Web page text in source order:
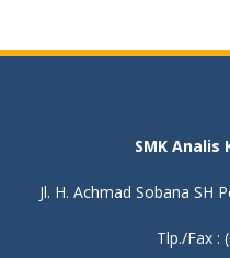
SMK Analis
Jl. H. Achmad Sobana
Tlp./Fax :